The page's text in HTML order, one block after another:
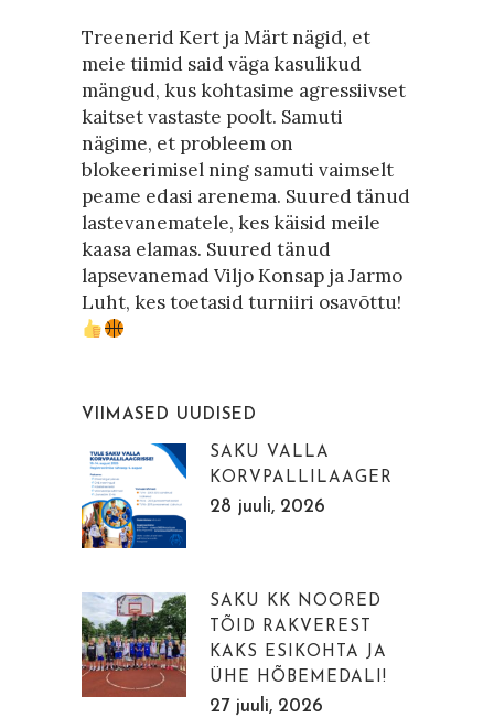
Treenerid Kert ja Märt nägid, et
meie tiimid said väga kasulikud
mängud, kus kohtasime agressiivset
kaitset vastaste poolt. Samuti
nägime, et probleem on
blokeerimisel ning samuti vaimselt
peame edasi arenema. Suured tänud
lastevanematele, kes käisid meile
kaasa elamas. Suured tänud
lapsevanemad Viljo Konsap ja Jarmo
Luht, kes toetasid turniiri osavõttu!
VIIMASED UUDISED
SAKU VALLA
KORVPALLILAAGER
28 juuli, 2026
SAKU KK NOORED
TÕID RAKVEREST
KAKS ESIKOHTA JA
ÜHE HÕBEMEDALI!
27 juuli, 2026